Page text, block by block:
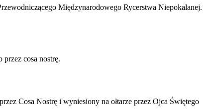
Międzynarodowego Rycerstwa Niepokalanej.
przez cosa nostrę.
Cosa Nostrę i wyniesiony na ołtarze przez Ojca Świętego